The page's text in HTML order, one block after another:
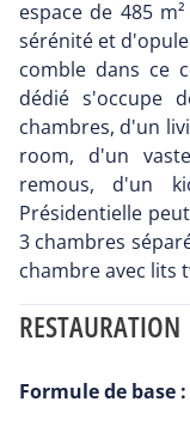
espace de 485
sérénité et
comble dans ce
dédié s'occupe
chambres, d'un
room, d'un
remous, d'un
Présidentielle
3 chambres
chambre avec lits
RESTAURATION
Formule de base :